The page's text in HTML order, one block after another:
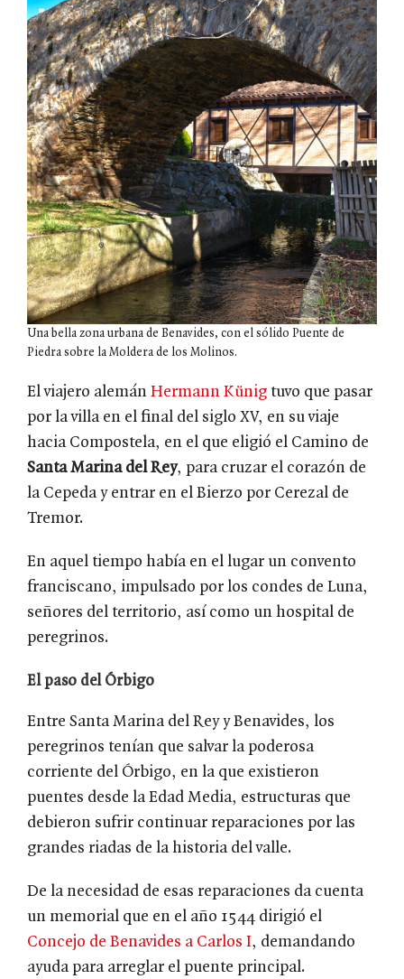
Una bella zona urbana de Benavides, con el sólido Puente de
Piedra sobre la Moldera de los Molinos.
El viajero alemán Hermann Künig tuvo que pasar
por la villa en el final del siglo XV, en su viaje
hacia Compostela, en el que eligió el Camino de
Santa Marina del Rey, para cruzar el corazón de
la Cepeda y entrar en el Bierzo por Cerezal de
Tremor.
En aquel tiempo había en el lugar un convento
franciscano, impulsado por los condes de Luna,
señores del territorio, así como un hospital de
peregrinos.
El paso del Órbigo
Entre Santa Marina del Rey y Benavides, los
peregrinos tenían que salvar la poderosa
corriente del Órbigo, en la que existieron
puentes desde la Edad Media, estructuras que
debieron sufrir continuar reparaciones por las
grandes riadas de la historia del valle.
De la necesidad de esas reparaciones da cuenta
un memorial que en el año 1544 dirigió el
Concejo de Benavides a Carlos I, demandando
ayuda para arreglar el puente principal.